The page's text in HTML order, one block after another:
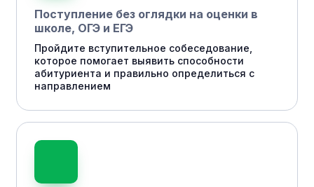
Поступление без оглядки на оценки в
школе, ОГЭ и ЕГЭ
Пройдите вступительное собеседование,
которое помогает выявить способности
абитуриента и правильно определиться с
направлением